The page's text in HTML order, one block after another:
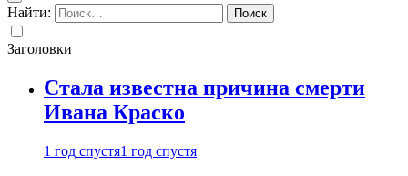
Найти:
Заголовки
Стала известна причина смерти
Ивана Краско
1 год спустя1 год спустя